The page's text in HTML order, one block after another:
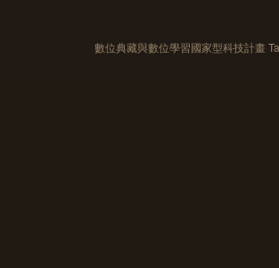
數位典藏與數位學習國家型科技計畫